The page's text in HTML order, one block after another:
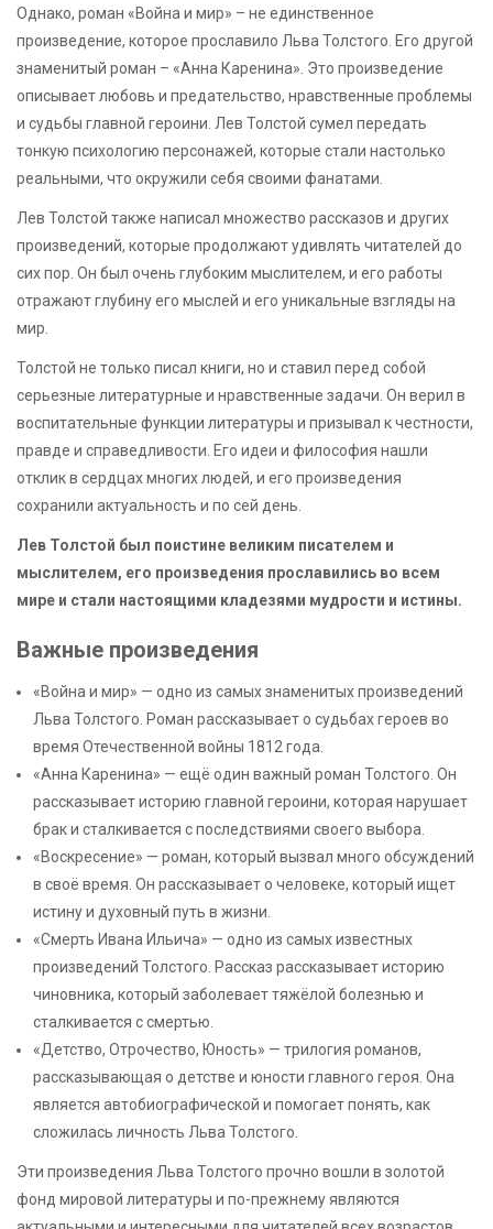
Однако, роман «Война и мир» – не единственное
произведение, которое прославило Льва Толстого. Его другой
знаменитый роман – «Анна Каренина». Это произведение
описывает любовь и предательство, нравственные проблемы
и судьбы главной героини. Лев Толстой сумел передать
тонкую психологию персонажей, которые стали настолько
реальными, что окружили себя своими фанатами.
Лев Толстой также написал множество рассказов и других
произведений, которые продолжают удивлять читателей до
сих пор. Он был очень глубоким мыслителем, и его работы
отражают глубину его мыслей и его уникальные взгляды на
мир.
Толстой не только писал книги, но и ставил перед собой
серьезные литературные и нравственные задачи. Он верил в
воспитательные функции литературы и призывал к честности,
правде и справедливости. Его идеи и философия нашли
отклик в сердцах многих людей, и его произведения
сохранили актуальность и по сей день.
Лев Толстой был поистине великим писателем и
мыслителем, его произведения прославились во всем
мире и стали настоящими кладезями мудрости и истины.
Важные произведения
«Война и мир» — одно из самых знаменитых произведений
Льва Толстого. Роман рассказывает о судьбах героев во
время Отечественной войны 1812 года.
«Анна Каренина» — ещё один важный роман Толстого. Он
рассказывает историю главной героини, которая нарушает
брак и сталкивается с последствиями своего выбора.
«Воскресение» — роман, который вызвал много обсуждений
в своё время. Он рассказывает о человеке, который ищет
истину и духовный путь в жизни.
«Смерть Ивана Ильича» — одно из самых известных
произведений Толстого. Рассказ рассказывает историю
чиновника, который заболевает тяжёлой болезнью и
сталкивается с смертью.
«Детство, Отрочество, Юность» — трилогия романов,
рассказывающая о детстве и юности главного героя. Она
является автобиографической и помогает понять, как
сложилась личность Льва Толстого.
Эти произведения Льва Толстого прочно вошли в золотой
фонд мировой литературы и по-прежнему являются